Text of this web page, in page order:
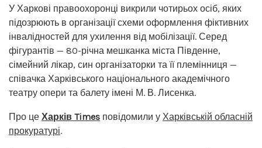
У Харкові правоохоронці викрили чотирьох осіб, яких
підозрюють в організації схеми оформлення фіктивних
інвалідностей для ухилення від мобілізації. Серед
фігурантів — 80-річна мешканка міста Південне,
сімейний лікар, син організаторки та її племінниця —
співачка Харківського національного академічного
театру опери та балету імені М. В. Лисенка.
Про це Харків Times повідомили у Харківській обласній
прокуратурі.